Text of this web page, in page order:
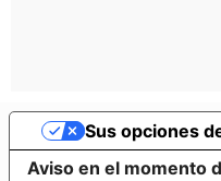
Aviso en el momento
Sus opciones